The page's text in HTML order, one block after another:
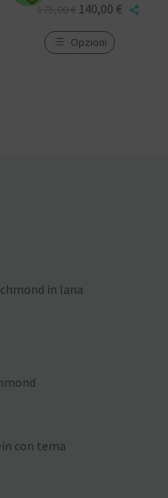
175,00€ 140,00 €
Opzioni
in lana
con tema